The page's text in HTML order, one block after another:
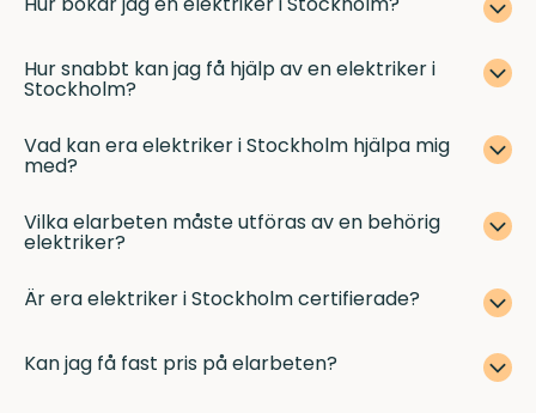
Hur snabbt kan jag få hjälp av en elektriker i
Stockholm?
Vad kan era elektriker i Stockholm hjälpa mig
med?
Vilka elarbeten måste utföras av en behörig
elektriker?
Är era elektriker i Stockholm certifierade?
Kan jag få fast pris på elarbeten?